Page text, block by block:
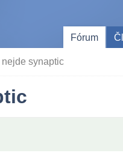
Fórum
nejde synaptic